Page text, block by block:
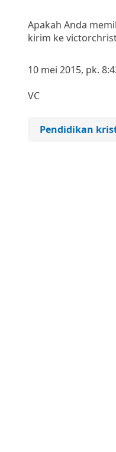
Apakah Anda
kirim ke
10 mei 2015, pk.
VC
Pendidikan